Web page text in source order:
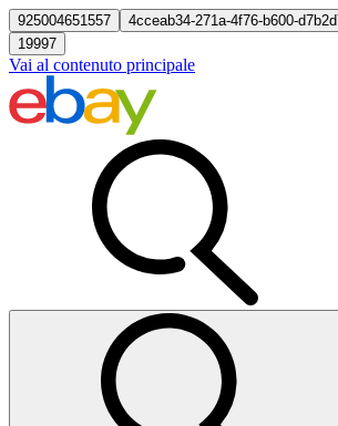
925004651557
4cceab34-271a-4f76-b600-
19997
Vai al contenuto principale